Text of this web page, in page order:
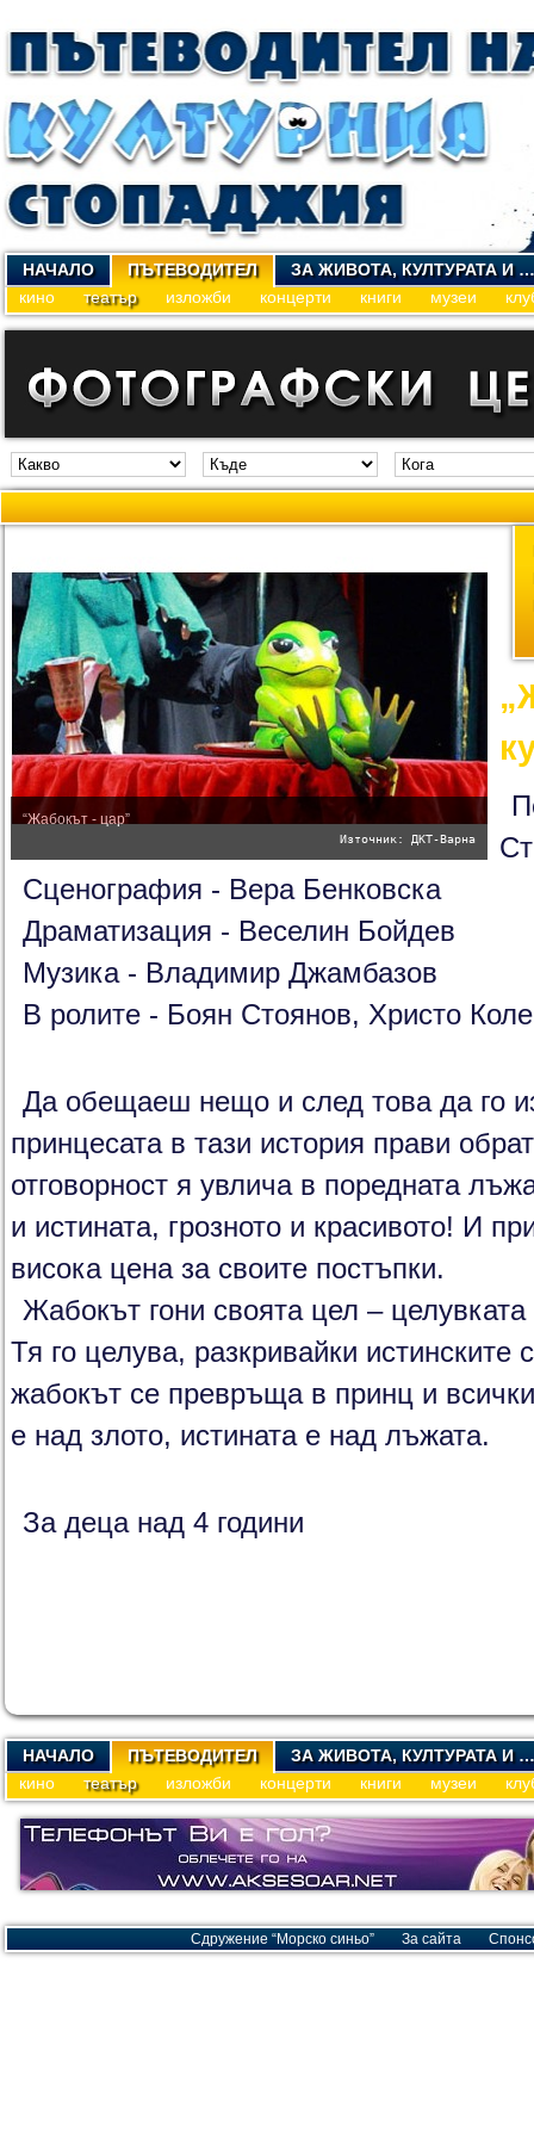
НАЧАЛО ПЪТЕВОДИТЕЛ
ЗА ЖИВОТА, КУЛТУРАТА И …
кино
театър изложби концерти книги музеи
“Жабокът - цар”
Източник: ДКТ-Варна
Сценография - Вера Бенковска
Драматизация - Веселин Бойдев
Музика - Владимир Джамбазов
В ролите - Боян Стоянов, Христо
Да обещаеш нещо и след това да го
принцесата в тази история прави
отговорност я увлича в поредната
и истината, грозното и красивото! И
висока цена за своите постъпки.
Жабокът гони своята цел –
Тя го целува, разкривайки истинските
жабокът се превръща в принц и
е над злото, истината е над лъжата.
За деца над 4 години
НАЧАЛО ПЪТЕВОДИТЕЛ
ЗА ЖИВОТА, КУЛТУРАТА И …
кино
театър изложби концерти книги музеи
Сдружение “Морско синьо” За сайта